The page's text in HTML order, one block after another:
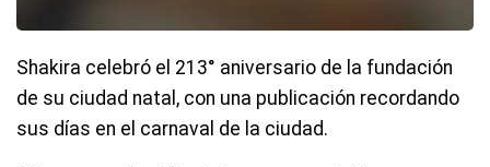
Shakira celebró el 213° aniversario de la fundación
de su ciudad natal, con una publicación recordando
sus días en el carnaval de la ciudad.